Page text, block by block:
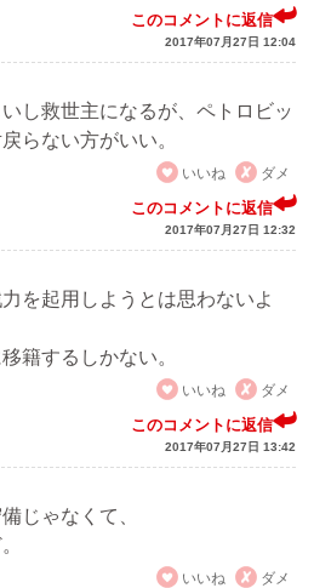
このコメントに返信
2017年07月27日 12:04
し救世主になるが、ペトロビッ
らない方がいい。
いいね
ダメ
このコメントに返信
2017年07月27日 12:32
を起用しようとは思わないよ
籍するしかない。
いいね
ダメ
このコメントに返信
2017年07月27日 13:42
じゃなくて、
いいね
ダメ